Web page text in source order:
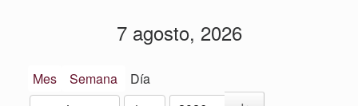
7 agosto, 2026
Mes Semana Día